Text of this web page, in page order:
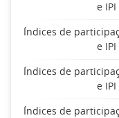
e
Índices de
e
Índices de
e
Índices de